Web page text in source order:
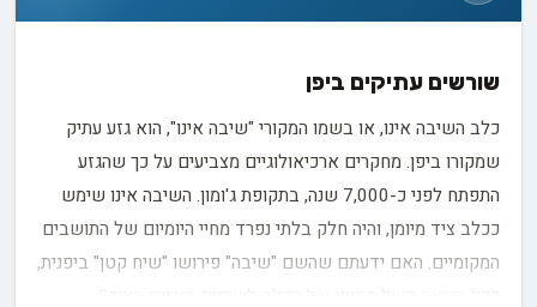
שורשים עתיקים ביפן
כלב השיבה אינו, או בשמו המקורי "שיבה אינו", הוא גזע עתיק
שמקורו ביפן. מחקרים ארכיאולוגיים מצביעים על כך שהגזע
התפתח לפני כ-7,000 שנה, בתקופת ג'ומון. השיבה אינו שימש
ככלב ציד מיומן, והיה חלק בלתי נפרד מחיי היומיום של התושבים
המקומיים. האם ידעתם שהשם "שיבה" פירושו "שיח קטן" ביפנית,